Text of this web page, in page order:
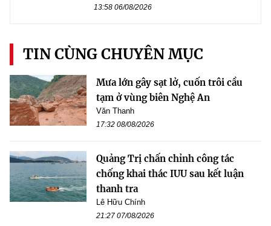
13:58 06/08/2026
TIN CÙNG CHUYÊN MỤC
Mưa lớn gây sạt lở, cuốn trôi cầu
tạm ở vùng biên Nghệ An
Văn Thanh
17:32 08/08/2026
Quảng Trị chấn chỉnh công tác
chống khai thác IUU sau kết luận
thanh tra
Lê Hữu Chính
21:27 07/08/2026